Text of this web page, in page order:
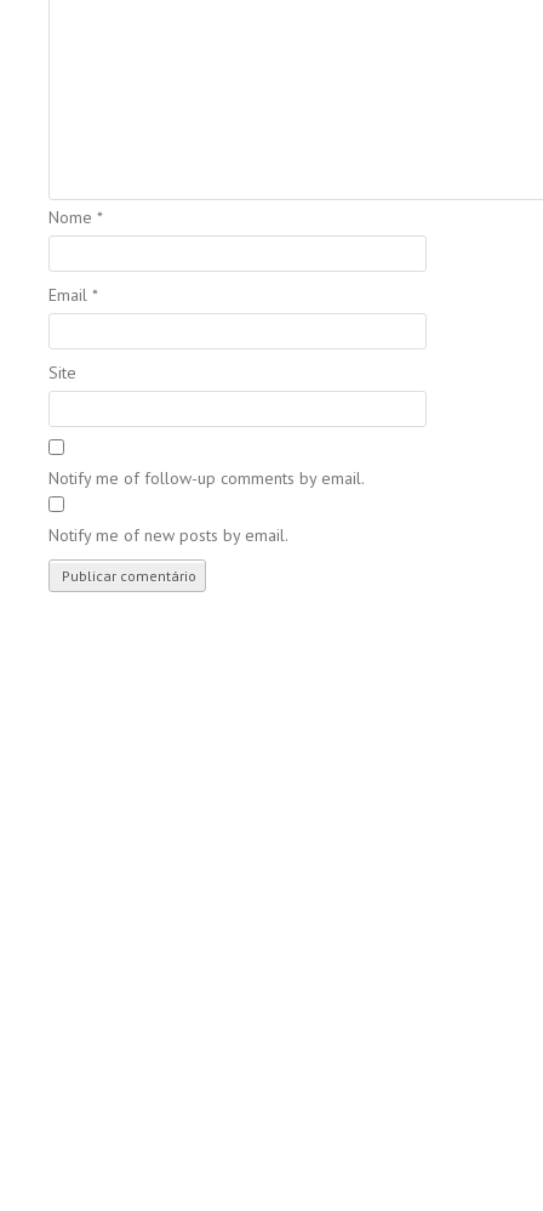
Nome *
Email *
Site
Notify me of follow-up comments by email.
Notify me of new posts by email.